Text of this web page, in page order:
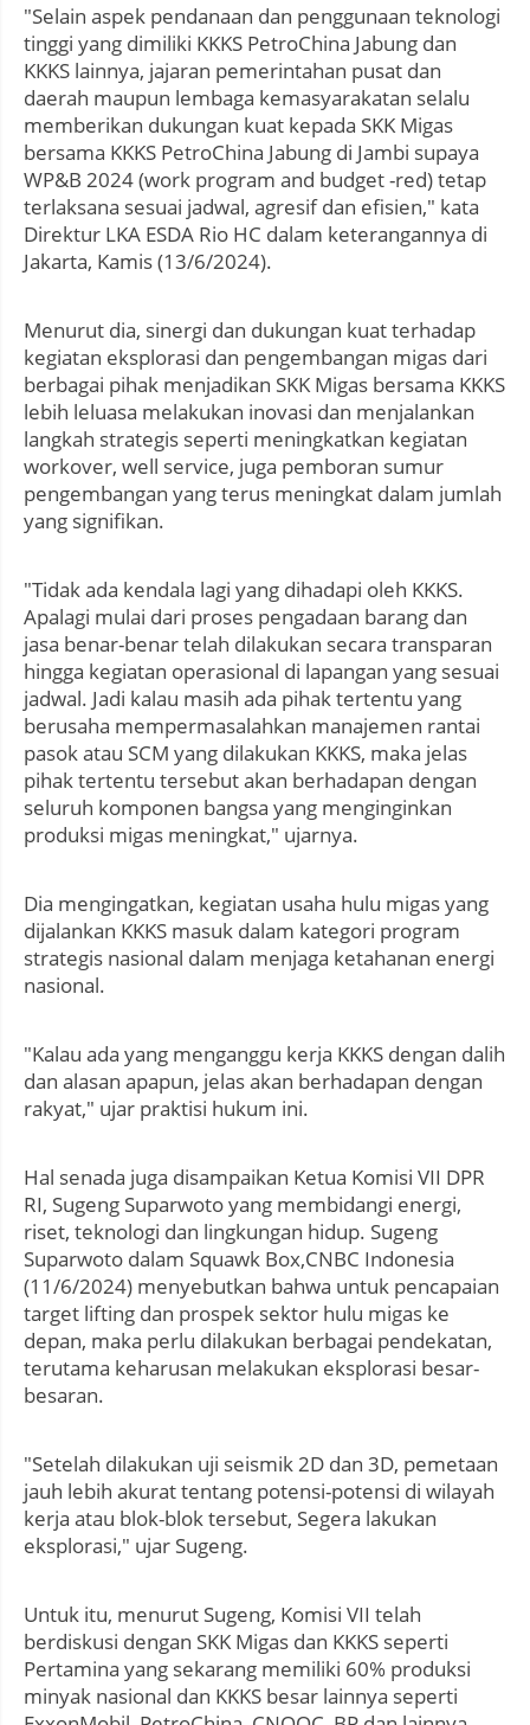
"Selain aspek pendanaan dan penggunaan teknologi
tinggi yang dimiliki KKKS PetroChina Jabung dan
KKKS lainnya, jajaran pemerintahan pusat dan
daerah maupun lembaga kemasyarakatan selalu
memberikan dukungan kuat kepada SKK Migas
bersama KKKS PetroChina Jabung di Jambi supaya
WP&B 2024 (work program and budget -red) tetap
terlaksana sesuai jadwal, agresif dan efisien," kata
Direktur LKA ESDA Rio HC dalam keterangannya di
Jakarta, Kamis (13/6/2024).
Menurut dia, sinergi dan dukungan kuat terhadap
kegiatan eksplorasi dan pengembangan migas dari
berbagai pihak menjadikan SKK Migas bersama KKKS
lebih leluasa melakukan inovasi dan menjalankan
langkah strategis seperti meningkatkan kegiatan
workover, well service, juga pemboran sumur
pengembangan yang terus meningkat dalam jumlah
yang signifikan.
"Tidak ada kendala lagi yang dihadapi oleh KKKS.
Apalagi mulai dari proses pengadaan barang dan
jasa benar-benar telah dilakukan secara transparan
hingga kegiatan operasional di lapangan yang sesuai
jadwal. Jadi kalau masih ada pihak tertentu yang
berusaha mempermasalahkan manajemen rantai
pasok atau SCM yang dilakukan KKKS, maka jelas
pihak tertentu tersebut akan berhadapan dengan
seluruh komponen bangsa yang menginginkan
produksi migas meningkat," ujarnya.
Dia mengingatkan, kegiatan usaha hulu migas yang
dijalankan KKKS masuk dalam kategori program
strategis nasional dalam menjaga ketahanan energi
nasional.
"Kalau ada yang menganggu kerja KKKS dengan dalih
dan alasan apapun, jelas akan berhadapan dengan
rakyat," ujar praktisi hukum ini.
Hal senada juga disampaikan Ketua Komisi VII DPR
RI, Sugeng Suparwoto yang membidangi energi,
riset, teknologi dan lingkungan hidup. Sugeng
Suparwoto dalam Squawk Box,CNBC Indonesia
(11/6/2024) menyebutkan bahwa untuk pencapaian
target lifting dan prospek sektor hulu migas ke
depan, maka perlu dilakukan berbagai pendekatan,
terutama keharusan melakukan eksplorasi besar-
besaran.
"Setelah dilakukan uji seismik 2D dan 3D, pemetaan
jauh lebih akurat tentang potensi-potensi di wilayah
kerja atau blok-blok tersebut, Segera lakukan
eksplorasi," ujar Sugeng.
Untuk itu, menurut Sugeng, Komisi VII telah
berdiskusi dengan SKK Migas dan KKKS seperti
Pertamina yang sekarang memiliki 60% produksi
minyak nasional dan KKKS besar lainnya seperti